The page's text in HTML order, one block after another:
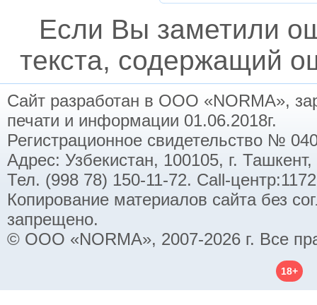
Если Вы заметили
текста, содержащий
Сайт разработан в ООО «NORMA»,
печати и информации 01.06.2018г.
Регистрационное свидетельство №
Адрес: Узбекистан, 100105, г.
Тел. (998 78) 150-11-72. Call-
Копирование материалов сайта без
запрещено.
© ООО «NORMA», 2007-2026 г. Все
18+